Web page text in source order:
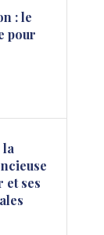
: le
pour
et ses